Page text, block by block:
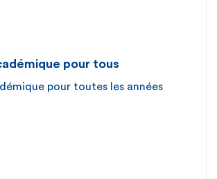
pour tous
pour toutes les années